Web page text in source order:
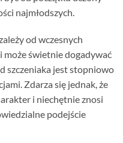
najmłodszych.
od wczesnych
może świetnie dogadywać
szczeniaka jest stopniowo
Zdarza się jednak, że
i niechętnie znosi
podejście